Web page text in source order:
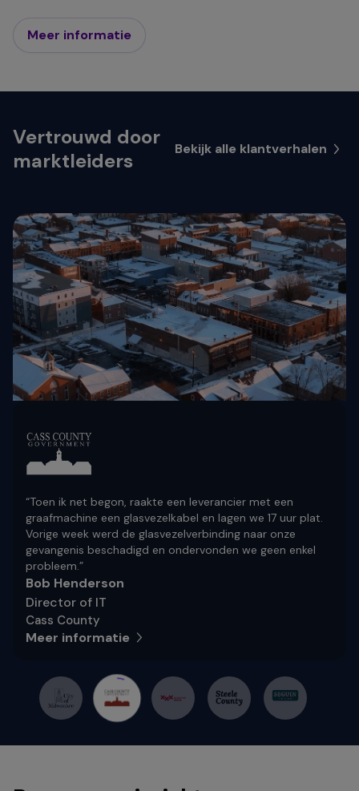
Meer informatie
Vertrouwd door
marktleiders
Bekijk alle klantverhalen
“Toen ik net begon, raakte een leverancier met een
graafmachine een glasvezelkabel en lagen we 17 uur plat.
Vorige week werd de glasvezelverbinding naar onze
gevangenis beschadigd en ondervonden we geen enkel
probleem.”
Bob Henderson
Director of IT
Cass County
Meer informatie